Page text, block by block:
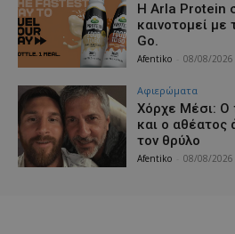
Η Arla Protein
καινοτομεί
Go.
Afentiko 08/08/2026
Aφιερώματα
Χόρχε Μέσι: Ο
και ο
τον θρύλο
Afentiko 08/08/2026